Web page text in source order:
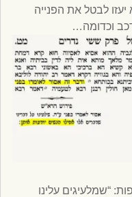
לבטל את הפנייה
וכדומה…
“שמלעיגים עלינו